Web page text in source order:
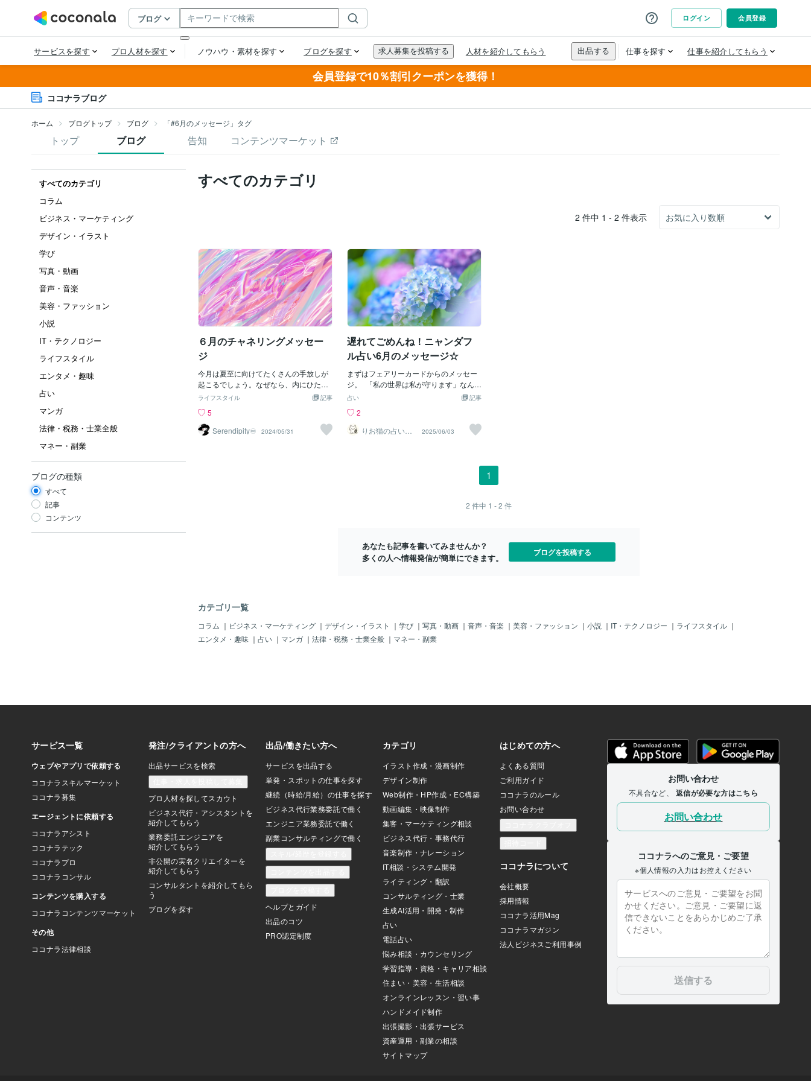
会員登録で10％割引クーポンを獲得！
ココナラブログ
ホーム ブログトップ ブログ 「#6月のメッセージ」タグ
トップ ブログ 告知 コンテンツマーケット
すべてのカテゴリ
コラム
ビジネス・マーケティング
デザイン・イラスト
学び
写真・動画
音声・音楽
美容・ファッション
小説
IT・テクノロジー
ライフスタイル
エンタメ・趣味
占い
マンガ
法律・税務・士業全般
マネー・副業
ブログの種類
すべて
記事
コンテンツ
すべてのカテゴリ
2 件中 1 - 2 件表示
６月のチャネリングメッセー
ジ
今月は夏至に向けてたくさんの手放しが
起こるでしょう。なぜなら、内にひた隠
しにしていた我が強く前に出てくるから
ん。いつもなら自制できたはずの本音が
無意識に言葉となり行動になり外へ飛び
出してきます。夏至に起こるムーブメン
世界へ飛翔出来ます。「貴方が大切にし
ているそれは本当に価値があります
か？」そう自身に問うた時に少しでも引
っかかるものがあるのだとしたら自分に
とって本当に大切にすべきことは何なの
く伝えてきています。自分の人生にもっ
と真剣になりましょう。もちろんそれは
私自身（セレンディピティー）も含めて
です。魂の本音で生きた時、真の平和は
訪れます。本音が暴れ出す前に、認めて
素直
記事
ライフスタイル
5
Serendipity♾️
2024/05/31
遅れてごめんね！ニャンダフ
ル占い6月のメッセージ☆
まずはフェアリーカードからのメッセー
ジ。 「私の世界は私が守ります」なんだ
か、とても大きなメッセージです。 もう
て、エンジェルカードも引いてみたとこ
ろ、ウリエル様がご登場！「未来へ向け
て動く時」とのメッセージ。今までずっ
に、 いよいよ向き合うタイミングが来て
で夜が明けるように隠れていた部分に光
く、 あなた自身がしっかりと受け止め、
守っていく時です。今は、そんな想いが
かにあなたを応援してくれていますよ。
記事
占い
2
りお猫の占いテ
ラス
2025/06/03
1
2 件中 1 - 2 件
あなたも記事を書いてみませんか？
多くの人へ情報発信が簡単にできます。
ブログを投稿する
カテゴリ一覧
コラム ｜ ビジネス・マーケティング ｜ デザイン・イラスト ｜ 学び ｜ 写真・動画 ｜ 音声・音楽 ｜ 美容・ファッション ｜ 小説 ｜ IT・テクノロジー ｜ ライフスタイル ｜
エンタメ・趣味 ｜ 占い ｜ マンガ ｜ 法律・税務・士業全般 ｜ マネー・副業